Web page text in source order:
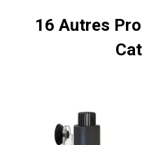
16 Autres